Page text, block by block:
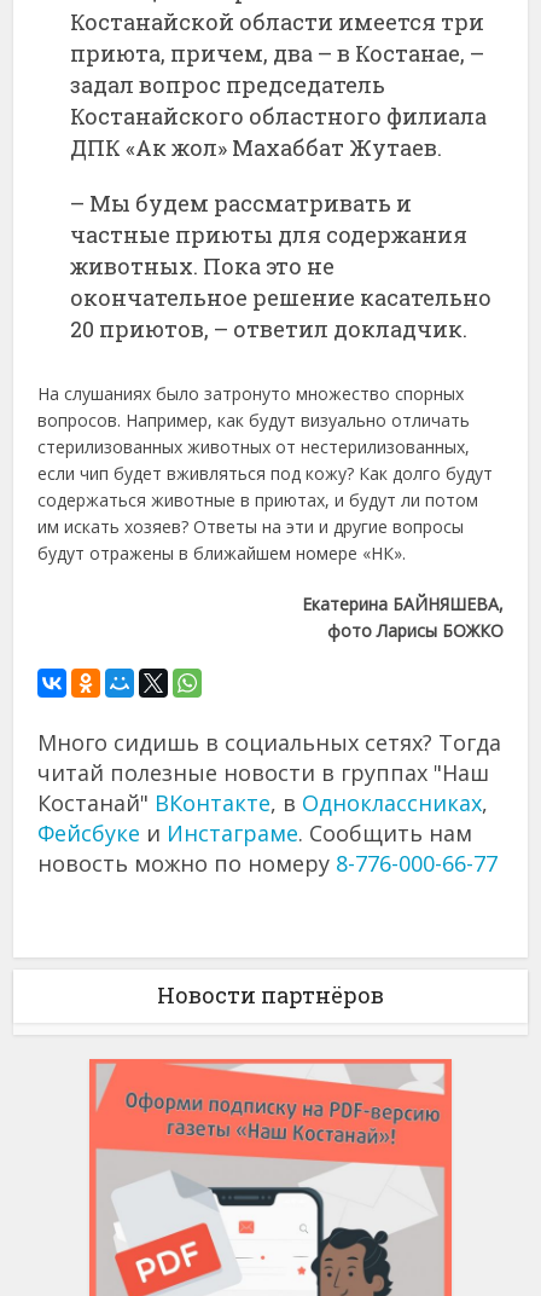
Костанайской области имеется три
приюта, причем, два – в Костанае, –
задал вопрос председатель
Костанайского областного филиала
ДПК «Ак жол» Махаббат Жутаев.
– Мы будем рассматривать и
частные приюты для содержания
животных. Пока это не
окончательное решение касательно
20 приютов, – ответил докладчик.
На слушаниях было затронуто множество спорных
вопросов. Например, как будут визуально отличать
стерилизованных животных от нестерилизованных,
если чип будет вживляться под кожу? Как долго будут
содержаться животные в приютах, и будут ли потом
им искать хозяев? Ответы на эти и другие вопросы
будут отражены в ближайшем номере «НК».
Екатерина БАЙНЯШЕВА,
фото Ларисы БОЖКО
Много сидишь в социальных сетях? Тогда
читай полезные новости в группах "Наш
Костанай" ВКонтакте, в Одноклассниках,
Фейсбуке и Инстаграме. Сообщить нам
новость можно по номеру 8-776-000-66-77
Новости партнёров